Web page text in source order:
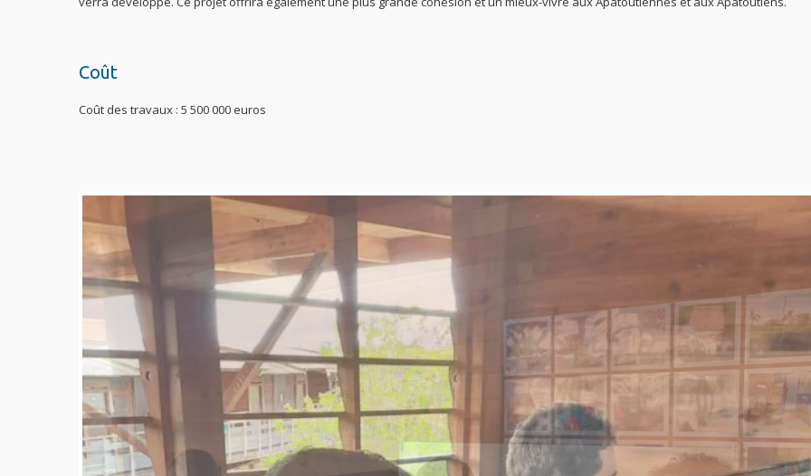
Coût
Coût des travaux : 5 500 000 euros